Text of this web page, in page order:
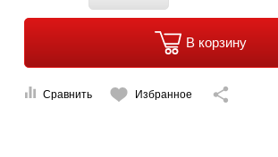
В корзину
Сравнить Избранное